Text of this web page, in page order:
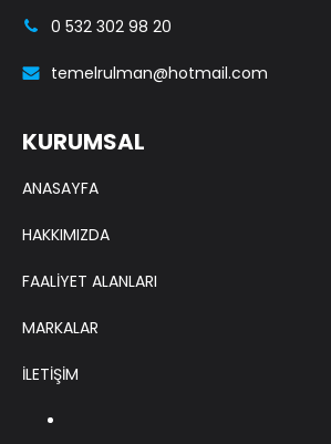
0 532 302 98 20
temelrulman@hotmail.com
KURUMSAL
ANASAYFA
HAKKIMIZDA
FAALİYET ALANLARI
MARKALAR
İLETİŞİM